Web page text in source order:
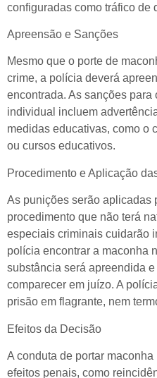
configuradas como tráfico de
Apreensão e Sanções
Mesmo que o porte de
crime, a polícia deverá
encontrada. As sanções
individual incluem
medidas educativas, como o
ou cursos educativos.
Procedimento e Aplicação
As punições serão aplicadas
procedimento que não terá
especiais criminais cuidarão
polícia encontrar a maconha
substância será apreendida
comparecer em juízo. A
prisão em flagrante, nem
Efeitos da Decisão
A conduta de portar
efeitos penais, como